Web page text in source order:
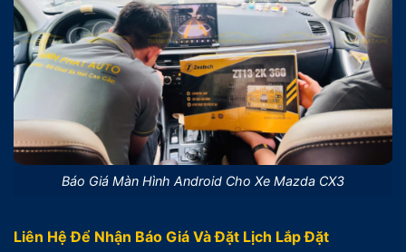
Báo Giá Màn Hình Android Cho Xe Mazda CX3
Liên Hệ Để Nhận Báo Giá Và Đặt Lịch Lắp Đặt